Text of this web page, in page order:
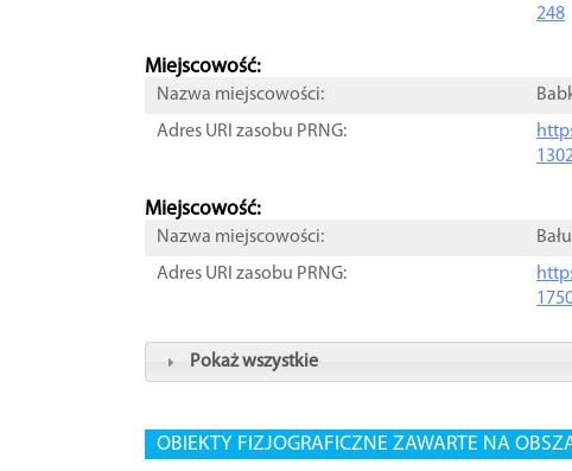
248
Miejscowość:
Nazwa miejscowości:
Adres URI zasobu PRNG:
Miejscowość:
Nazwa miejscowości:
Adres URI zasobu PRNG:
Pokaż wszystkie
OBIEKTY FIZJOGRAFICZNE ZAWARTE NA